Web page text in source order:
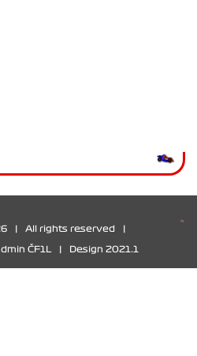
All rights reserved
ČF1L Design 2021.1